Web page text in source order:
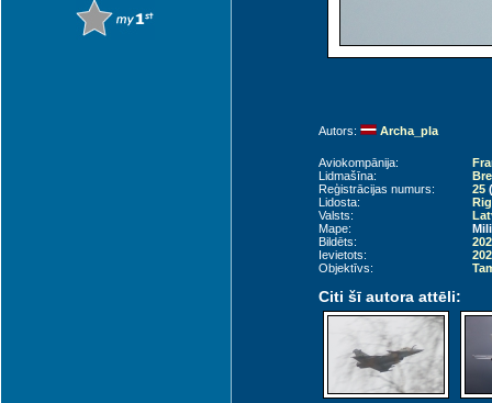
Autors: Archa_pla
Aviokompānija:
Lidmašīna:
Reģistrācijas numurs:
25
Lidosta:
Valsts:
Mape:
Bildēts:
Ievietots:
Objektīvs:
Citi šī autora attēli: